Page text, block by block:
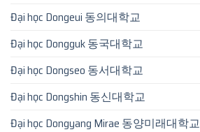
Đại học Dongeui 동의대학교
Đại học Dongguk 동국대학교
Đại học Dongseo 동서대학교
Đại học Dongshin 동신대학교
Đại học Dongyang Mirae 동양미래대학교